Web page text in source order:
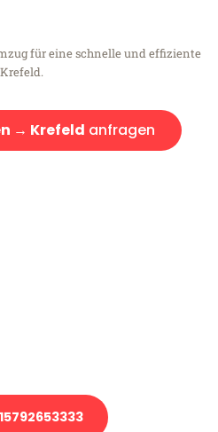
für eine schnelle und effiziente
→ Krefeld anfragen